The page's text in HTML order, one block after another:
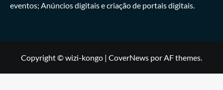
eventos; Anúncios digitais e criação de portais digitais.
Copyright © wizi-kongo | CoverNews por AF themes.